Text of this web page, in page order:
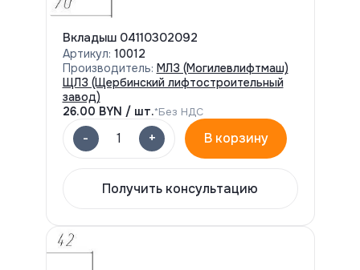
Вкладыш 04110302092
Артикул: 10012
Производитель: МЛЗ (Могилевлифтмаш)
ЩЛЗ (Щербинский лифтостроительный
завод)
26.00 BYN / шт.*Без НДС
- 1 + В корзину
Получить консультацию